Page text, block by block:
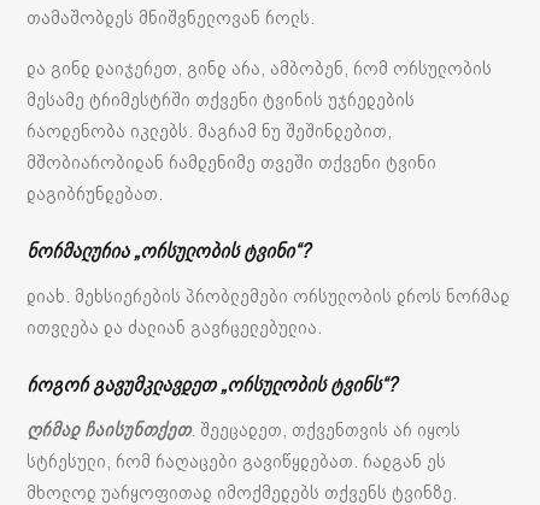
თამაშობდეს მნიშვნელოვან როლს.
და გინდ დაიჯერეთ, გინდ არა, ამბობენ, რომ ორსულობის
მესამე ტრიმესტრში თქვენი ტვინის უჯრედების
რაოდენობა იკლებს. მაგრამ ნუ შეშინდებით,
მშობიარობიდან რამდენიმე თვეში თქვენი ტვინი
დაგიბრუნდებათ.
ნორმალურია „ორსულობის ტვინი“?
დიახ. მეხსიერების პრობლემები ორსულობის დროს ნორმად
ითვლება და ძალიან გავრცელებულია.
როგორ გავუმკლავდეთ „ორსულობის ტვინს“?
ღრმად ჩაისუნთქეთ. შეეცადეთ, თქვენთვის არ იყოს
სტრესული, რომ რაღაცები გავიწყდებათ. რადგან ეს
მხოლოდ უარყოფითად იმოქმედებს თქვენს ტვინზე.